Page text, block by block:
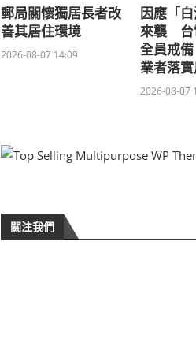
郵局關懷獨居長者改
善其居住環境
2026-08-07 14:09
因應「
來襲 台
全員戒
業者落
2026-08-07
關注我們